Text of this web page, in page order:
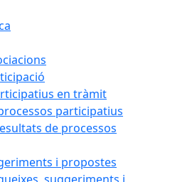
en tràmit
participatius
de processos
i propostes